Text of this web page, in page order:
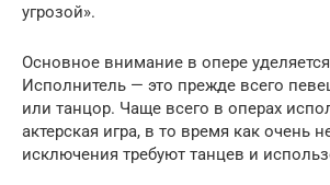
угрозой».
Основное внимание в опере
Исполнитель — это прежде всего
или танцор. Чаще всего в операх
актерская игра, в то время как очень
исключения требуют танцев и